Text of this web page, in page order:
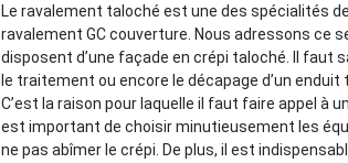
Le ravalement taloché est une des spécialités
ravalement GC couverture. Nous adressons ce
disposent d’une façade en crépi taloché. Il faut
le traitement ou encore le décapage d’un
C’est la raison pour laquelle il faut faire appel à
est important de choisir minutieusement les
ne pas abîmer le crépi. De plus, il est